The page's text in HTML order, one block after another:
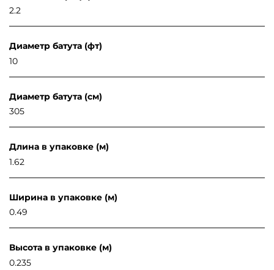
2.2
Диаметр батута (фт)
10
Диаметр батута (см)
305
Длина в упаковке (м)
1.62
Ширина в упаковке (м)
0.49
Высота в упаковке (м)
0.235